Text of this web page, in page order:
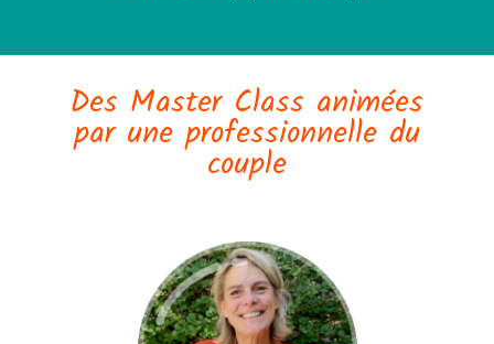
Des Master Class animées
par une professionnelle du
couple